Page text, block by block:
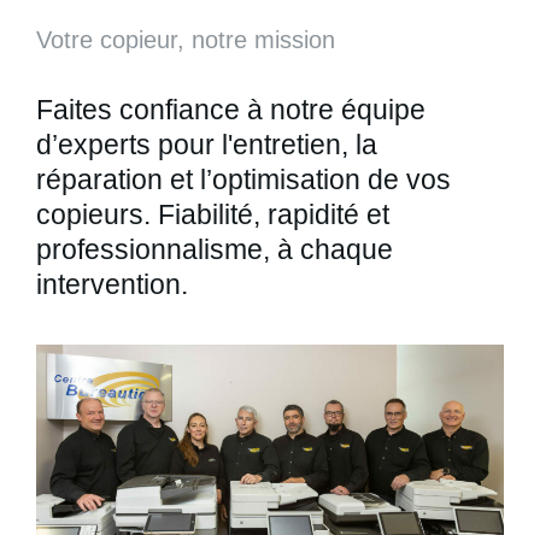
Votre copieur, notre mission
Faites confiance à notre équipe
d’experts pour l'entretien, la
réparation et l’optimisation de vos
copieurs. Fiabilité, rapidité et
professionnalisme, à chaque
intervention.